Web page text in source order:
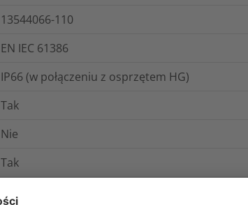
13544066-110
EN IEC 61386
IP66 (w połączeniu z osprzętem HG)
Tak
Nie
Tak